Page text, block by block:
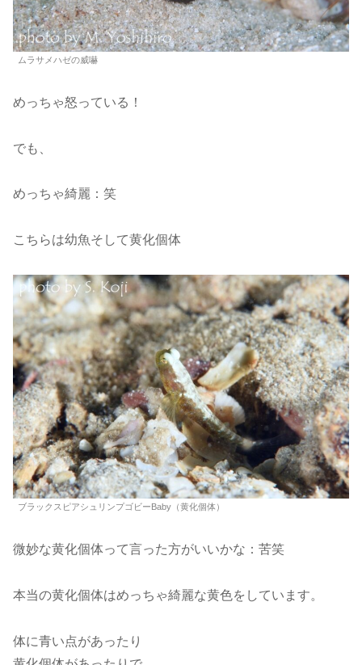
ムラサメハゼの威嚇
めっちゃ怒っている！
でも、
めっちゃ綺麗：笑
こちらは幼魚そして黄化個体
ブラックスピアシュリンプゴビーBaby（黄化個体）
微妙な黄化個体って言った方がいいかな：苦笑
本当の黄化個体はめっちゃ綺麗な黄色をしています。
体に青い点があったり